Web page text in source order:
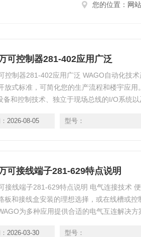
您的位置： 网
可控制器281-402应用广泛
控制器281-402应用广泛 WAGO自动化技
放式标准，可简化您的生产流程和楼宇应
备和控制技术、独立于现场总线的I/O系统
2026-08-05 型号：
可接线端子281-629特点说明
接线端子281-629特点说明 电气连接技术
板和接线盒安装的理想选择，或在线槽或控
为多种应用提供合适的电气互连解决方
2026-03-30 型号：